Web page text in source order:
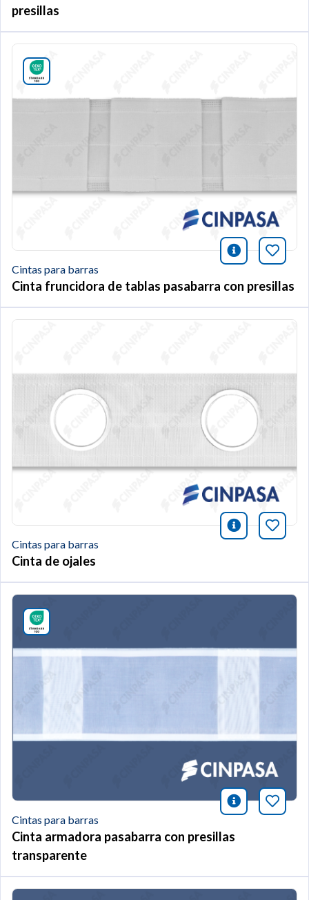
presillas
icono
Cintas para barras
Cinta fruncidora de tablas pasabarra con presillas
icono
Cintas para barras
Cinta de ojales
icono
Cintas para barras
Cinta armadora pasabarra con presillas
transparente